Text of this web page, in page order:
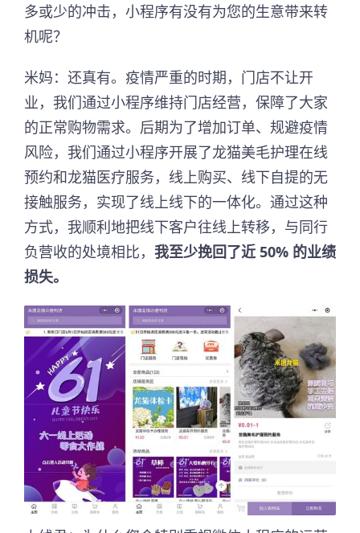
多或少的冲击，小程序有没有为您的生意带来转
机呢？
米妈：还真有。疫情严重的时期，门店不让开
业，我们通过小程序维持门店经营，保障了大家
的正常购物需求。后期为了增加订单、规避疫情
风险，我们通过小程序开展了龙猫美毛护理在线
预约和龙猫医疗服务，线上购买、线下自提的无
接触服务，实现了线上线下的一体化。通过这种
方式，我顺利地把线下客户往线上转移，与同行
负营收的处境相比， 我至少挽回了近 50% 的业绩
损失。